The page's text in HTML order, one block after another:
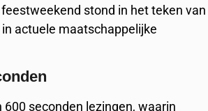
stond in het teken van
actuele maatschappelijke
seconden lezingen, waarin